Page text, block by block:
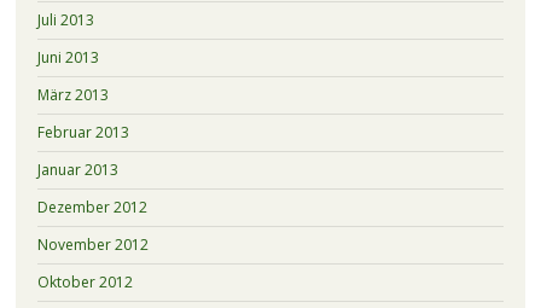
Juli 2013
Juni 2013
März 2013
Februar 2013
Januar 2013
Dezember 2012
November 2012
Oktober 2012